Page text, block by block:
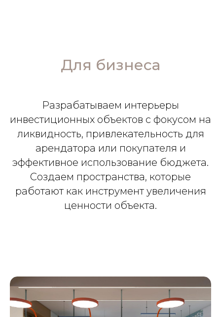
Для бизнеса
Разрабатываем интерьеры
инвестиционных объектов с фокусом на
ликвидность, привлекательность для
арендатора или покупателя и
эффективное использование бюджета.
Создаем пространства, которые
работают как инструмент увеличения
ценности объекта.